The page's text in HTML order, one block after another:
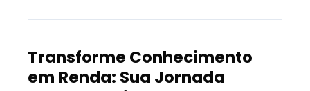
Transforme Conhecimento
em Renda: Sua Jornada